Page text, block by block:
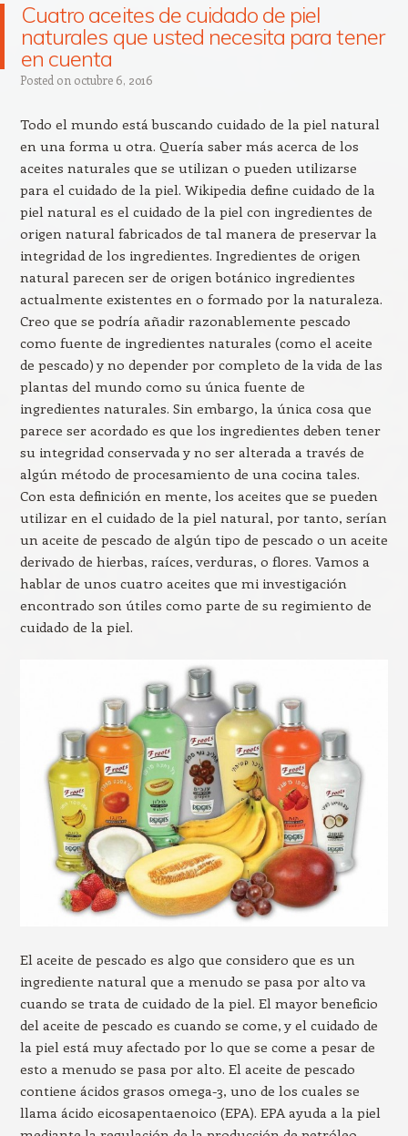
Cuatro aceites de cuidado de piel
naturales que usted necesita para tener
en cuenta
Posted on octubre 6, 2016
Todo el mundo está buscando cuidado de la piel natural
en una forma u otra. Quería saber más acerca de los
aceites naturales que se utilizan o pueden utilizarse
para el cuidado de la piel. Wikipedia define cuidado de la
piel natural es el cuidado de la piel con ingredientes de
origen natural fabricados de tal manera de preservar la
integridad de los ingredientes. Ingredientes de origen
natural parecen ser de origen botánico ingredientes
actualmente existentes en o formado por la naturaleza.
Creo que se podría añadir razonablemente pescado
como fuente de ingredientes naturales (como el aceite
de pescado) y no depender por completo de la vida de las
plantas del mundo como su única fuente de
ingredientes naturales. Sin embargo, la única cosa que
parece ser acordado es que los ingredientes deben tener
su integridad conservada y no ser alterada a través de
algún método de procesamiento de una cocina tales.
Con esta definición en mente, los aceites que se pueden
utilizar en el cuidado de la piel natural, por tanto, serían
un aceite de pescado de algún tipo de pescado o un aceite
derivado de hierbas, raíces, verduras, o flores. Vamos a
hablar de unos cuatro aceites que mi investigación
encontrado son útiles como parte de su regimiento de
cuidado de la piel.
El aceite de pescado es algo que considero que es un
ingrediente natural que a menudo se pasa por alto va
cuando se trata de cuidado de la piel. El mayor beneficio
del aceite de pescado es cuando se come, y el cuidado de
la piel está muy afectado por lo que se come a pesar de
esto a menudo se pasa por alto. El aceite de pescado
contiene ácidos grasos omega-3, uno de los cuales se
llama ácido eicosapentaenoico (EPA). EPA ayuda a la piel